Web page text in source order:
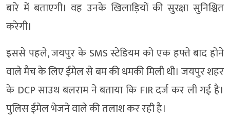
बारे में बताएगी। वह उनके खिलाड़ियों की सुरक्षा सुनिश्चित
करेगी।
इससे पहले, जयपुर के SMS स्टेडियम को एक हफ्ते बाद होने
वाले मैच के लिए ईमेल से बम की धमकी मिली थी। जयपुर शहर
के DCP साउथ बलराम ने बताया कि FIR दर्ज कर ली गई है।
पुलिस ईमेल भेजने वाले की तलाश कर रही है।